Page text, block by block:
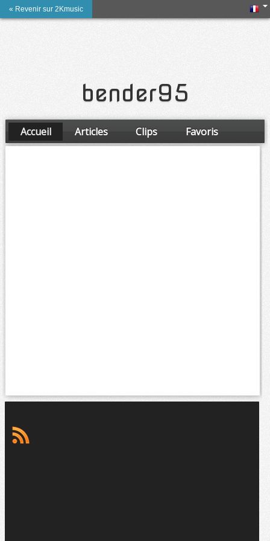
« Revenir sur 2Kmusic
bender95
Accueil Articles Clips
Favoris
Amis